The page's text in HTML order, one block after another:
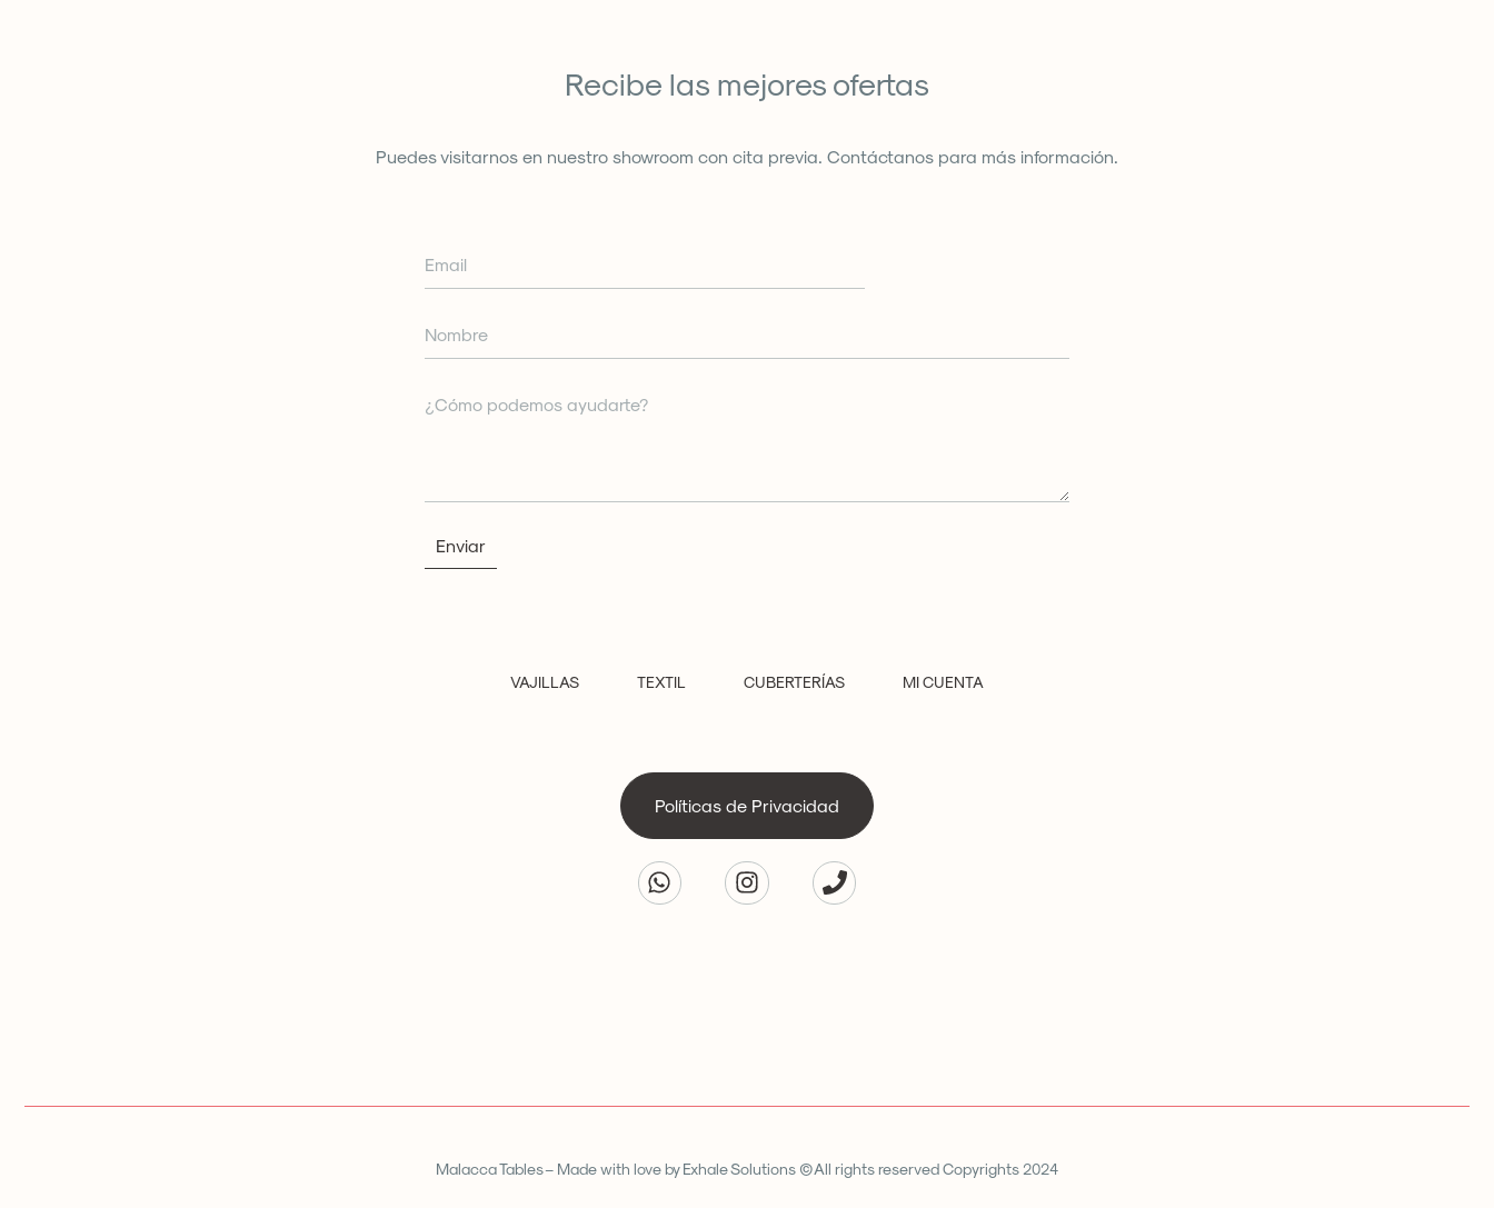
Recibe las mejores ofertas
Puedes visitarnos en nuestro showroom con cita previa. Contáctanos para más información.
Enviar
VAJILLAS TEXTIL CUBERTERÍAS MI CUENTA
Políticas de Privacidad
Malacca Tables – Made with love by Exhale Solutions ©All rights reserved Copyrights 2024